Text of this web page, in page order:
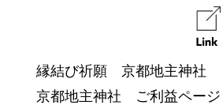
縁結び祈願 京都地主神社
京都地主神社 ご利益ページ